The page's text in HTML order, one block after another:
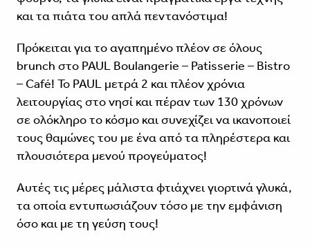
και τα πιάτα του απλά πεντανόστιμα!
Πρόκειται για το αγαπημένο πλέον σε όλους
brunch στο PAUL Boulangerie – Patisserie – Bistro
– Café! Το PAUL μετρά 2 και πλέον χρόνια
λειτουργίας στο νησί και πέραν των 130 χρόνων
σε ολόκληρο το κόσμο και συνεχίζει να ικανοποιεί
τους θαμώνες του με ένα από τα πληρέστερα και
πλουσιότερα μενού προγεύματος!
Αυτές τις μέρες μάλιστα φτιάχνει γιορτινά γλυκά,
τα οποία εντυπωσιάζουν τόσο με την εμφάνιση
όσο και με τη γεύση τους!